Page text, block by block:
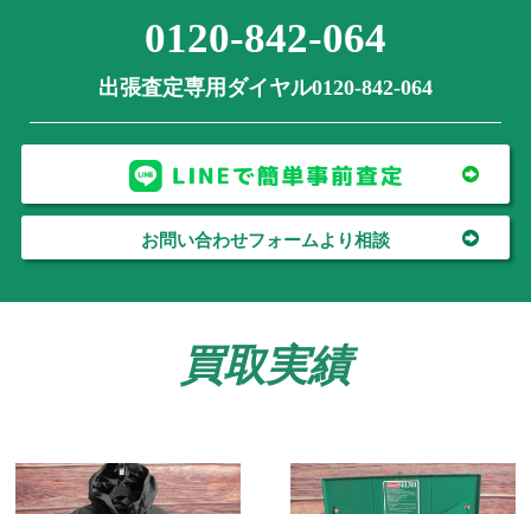
0120-842-064
出張査定専用ダイヤル0120-842-064
お問い合わせフォームより相談
買取実績